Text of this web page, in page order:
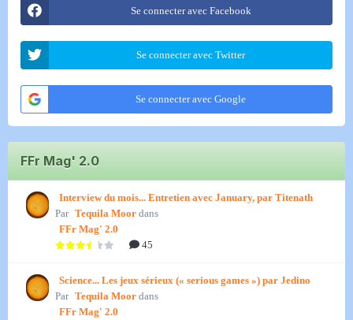
Se connecter avec Facebook
Se connecter avec Twitter
Se connecter avec Google
FFr Mag' 2.0
Interview du mois... Entretien avec January, par Titenath
Par Tequila Moor dans
FFr Mag' 2.0
45
Science... Les jeux sérieux (« serious games ») par Jedino
Par Tequila Moor dans
FFr Mag' 2.0